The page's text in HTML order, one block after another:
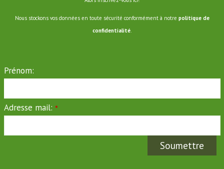
Nous stockons vos données en toute sécurité conformément à notre politique de
confidentialité.
Prénom:
Adresse mail: *